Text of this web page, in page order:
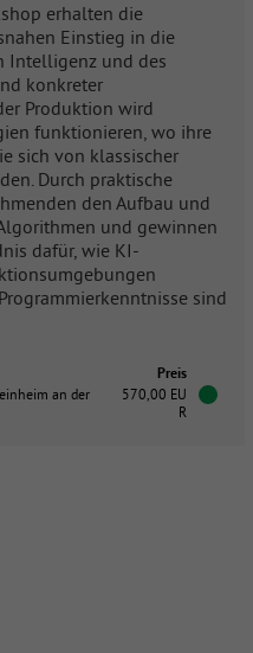
erhalten die
Einstieg in die
Intelligenz und des
konkreter
Produktion wird
funktionieren, wo ihre
sich von klassischer
Durch praktische
den Aufbau und
und gewinnen
dafür, wie KI-
sind
Preis
an der
570,00 EU
R